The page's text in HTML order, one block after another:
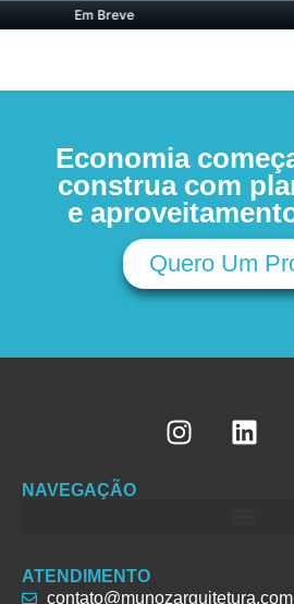
Em Breve
Economia
construa com
e
Quero Um
NAVEGAÇÃO
ATENDIMENTO